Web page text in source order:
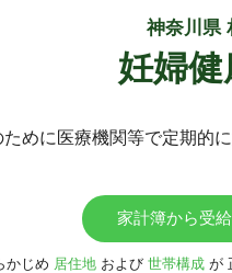
神奈川県
妊婦
めに医療機関等で定期的
家計簿から受
かじめ 居住地および 世帯構成が